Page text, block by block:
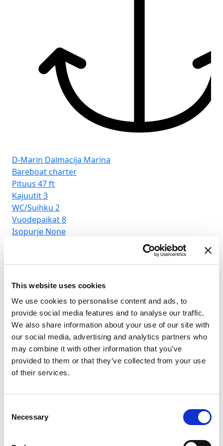
This website uses cookies
We use cookies to personalise content and ads, to
provide social media features and to analyse our traffic.
We also share information about your use of our site with
our social media, advertising and analytics partners who
may combine it with other information that you’ve
provided to them or that they’ve collected from your use
of their services.
Selection
Necessary
D-Marin Dalmacija Marina
Bareboat charter
Pituus 47 ft
Kajuutit3
WC/Suihku 2
Vuodepaikat8
Isopurje None